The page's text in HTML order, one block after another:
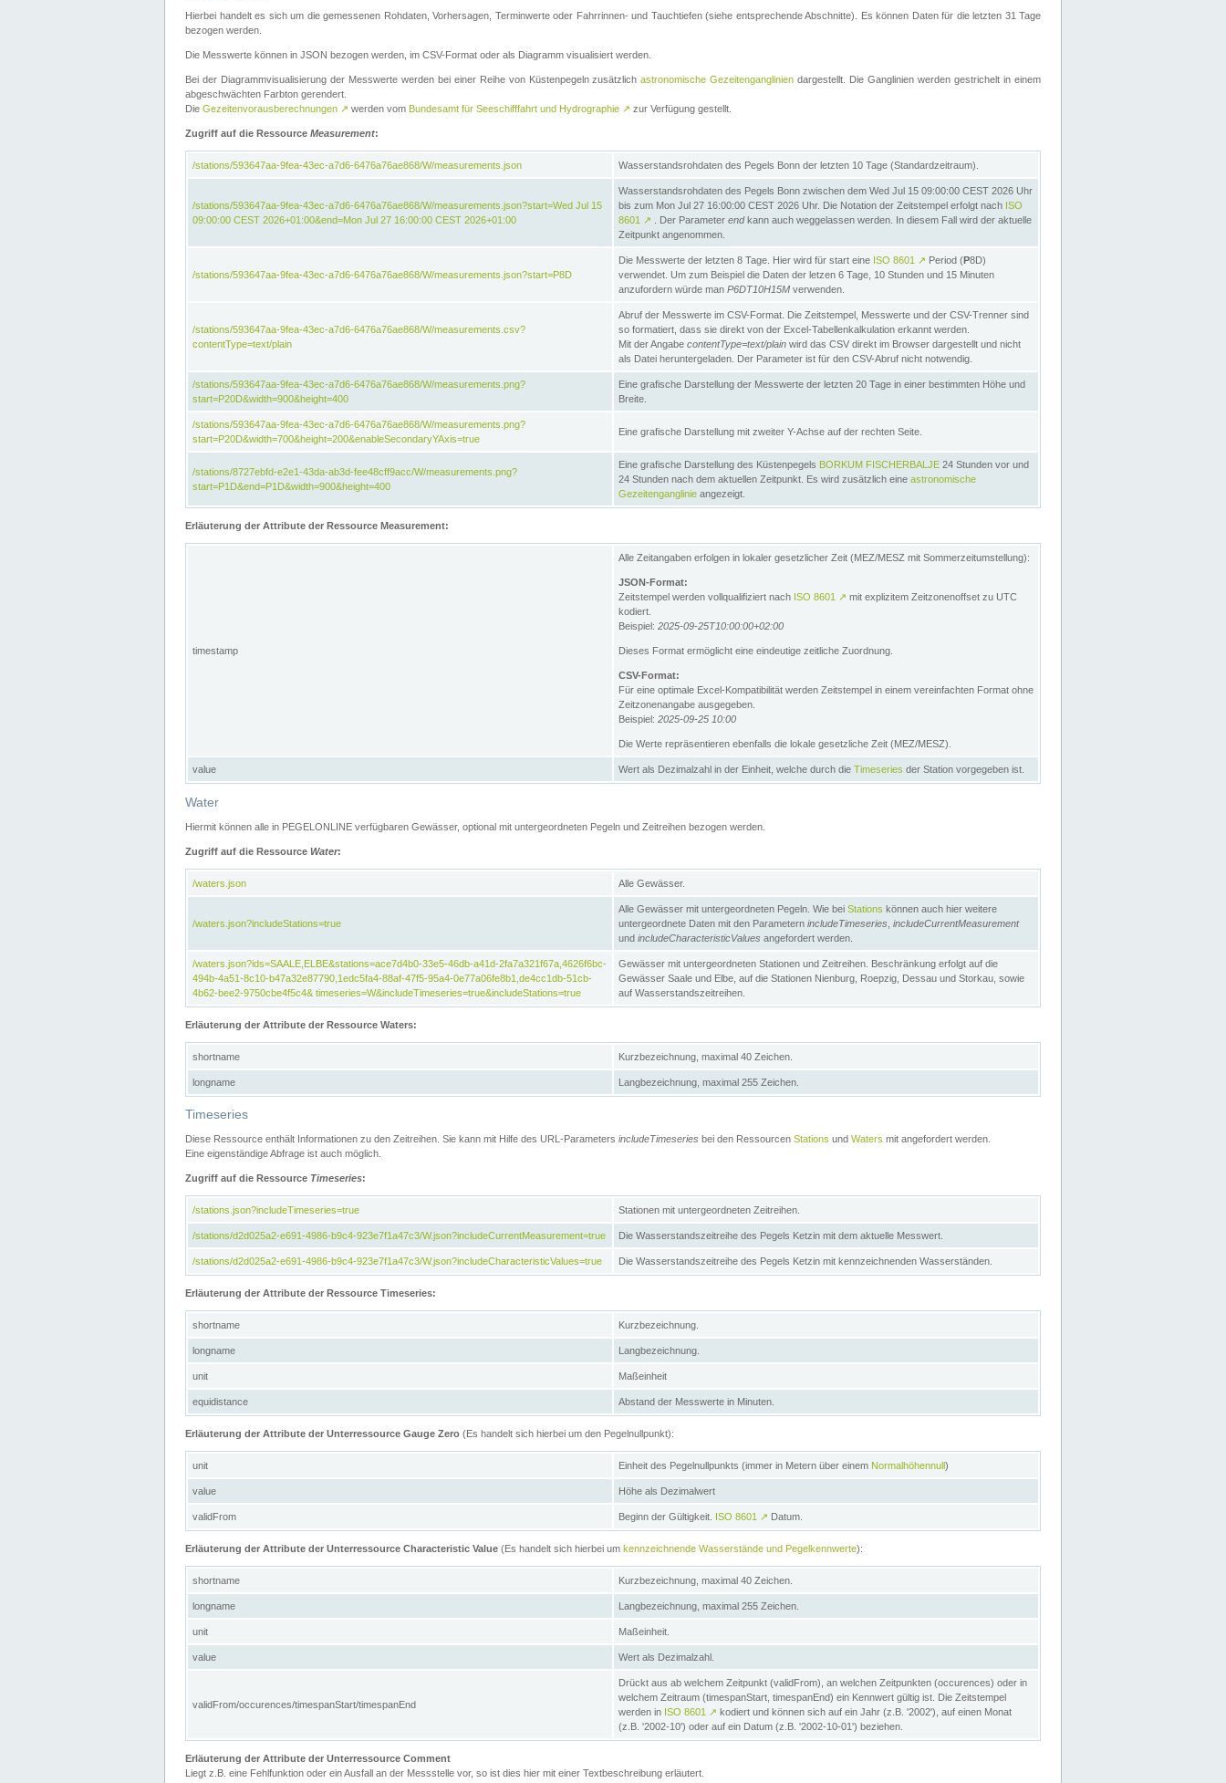
Hierbei handelt es sich um die gemessenen Rohdaten, Vorhersagen, Terminwerte oder Fahrrinnen- und Tauchtiefen (siehe entsprechende Abschnitte). Es können Daten für die letzten 31 Tage
bezogen werden.
Die Messwerte können in JSON bezogen werden, im CSV-Format oder als Diagramm visualisiert werden.
Bei der Diagrammvisualisierung der Messwerte werden bei einer Reihe von Küstenpegeln zusätzlichastronomische Gezeitenganglinien dargestellt. Die Ganglinien werden gestrichelt in einem
abgeschwächten Farbton gerendert.
Die Gezeitenvorausberechnungen ↗ werden vom Bundesamt für Seeschifffahrt und Hydrographie ↗ zur Verfügung gestellt.
Zugriff auf die Ressource Measurement:
/stations/593647aa-9fea-43ec-a7d6-6476a76ae868/W/measurements.json Wasserstandsrohdaten des Pegels Bonn der letzten 10 Tage (Standardzeitraum).
/stations/593647aa-9fea-43ec-a7d6-6476a76ae868/W/measurements.json?start=Wed Jul 15
09:00:00 CEST 2026+01:00&end=Mon Jul 27 16:00:00 CEST 2026+01:00
Wasserstandsrohdaten des Pegels Bonn zwischen dem Wed Jul 15 09:00:00 CEST 2026 Uhr
bis zum Mon Jul 27 16:00:00 CEST 2026 Uhr. Die Notation der Zeitstempel erfolgt nach ISO
8601
↗ . Der Parameter endkann auch weggelassen werden. In diesem Fall wird der aktuelle
Zeitpunkt angenommen.
/stations/593647aa-9fea-43ec-a7d6-6476a76ae868/W/measurements.json?start=P8D
Die Messwerte der letzten 8 Tage. Hier wird für start eine ISO 8601 ↗ Period (P8D)
verwendet. Um zum Beispiel die Daten der letzen 6 Tage, 10 Stunden und 15 Minuten
anzufordern würde man P6DT10H15M verwenden.
/stations/593647aa-9fea-43ec-a7d6-6476a76ae868/W/measurements.csv?
contentType=text/plain
Abruf der Messwerte im CSV-Format. Die Zeitstempel, Messwerte und der CSV-Trenner sind
so formatiert, dass sie direkt von der Excel-Tabellenkalkulation erkannt werden.
Mit der Angabe contentType=text/plain wird das CSV direkt im Browser dargestellt und nicht
als Datei heruntergeladen. Der Parameter ist für den CSV-Abruf nicht notwendig.
/stations/593647aa-9fea-43ec-a7d6-6476a76ae868/W/measurements.png?
start=P20D&width=900&height=400
Eine grafische Darstellung der Messwerte der letzten 20 Tage in einer bestimmten Höhe und
Breite.
/stations/593647aa-9fea-43ec-a7d6-6476a76ae868/W/measurements.png?
start=P20D&width=700&height=200&enableSecondaryYAxis=true
Eine grafische Darstellung mit zweiter Y-Achse auf der rechten Seite.
/stations/8727ebfd-e2e1-43da-ab3d-fee48cff9acc/W/measurements.png?
start=P1D&end=P1D&width=900&height=400
Eine grafische Darstellung des Küstenpegels BORKUM FISCHERBALJE 24 Stunden vor und
24 Stunden nach dem aktuellen Zeitpunkt. Es wird zusätzlich eine astronomische
Gezeitenganglinie angezeigt.
Erläuterung der Attribute der Ressource Measurement:
timestamp
Alle Zeitangaben erfolgen in lokaler gesetzlicher Zeit (MEZ/MESZ mit Sommerzeitumstellung):
JSON-Format:
Zeitstempel werden vollqualifiziert nach ISO 8601 ↗ mit explizitem Zeitzonenoffset zu UTC
kodiert.
Beispiel: 2025-09-25T10:00:00+02:00
Dieses Format ermöglicht eine eindeutige zeitliche Zuordnung.
CSV-Format:
Für eine optimale Excel-Kompatibilität werden Zeitstempel in einem vereinfachten Format ohne
Zeitzonenangabe ausgegeben.
Beispiel: 2025-09-25 10:00
Die Werte repräsentieren ebenfalls die lokale gesetzliche Zeit (MEZ/MESZ).
value Wert als Dezimalzahl in der Einheit, welche durch die Timeseries der Station vorgegeben ist.
Water
Hiermit können alle in PEGELONLINE verfügbaren Gewässer, optional mit untergeordneten Pegeln und Zeitreihen bezogen werden.
Zugriff auf die Ressource Water:
/waters.json Alle Gewässer.
/waters.json?includeStations=true
Alle Gewässer mit untergeordneten Pegeln. Wie bei Stations können auch hier weitere
untergeordnete Daten mit den Parametern includeTimeseries includeCurrentMeasurement
und includeCharacteristicValues angefordert werden.
/waters.json?ids=SAALE,ELBE&stations=ace7d4b0-33e5-46db-a41d-2fa7a321f67a,4626f6bc-
494b-4a51-8c10-b47a32e87790,1edc5fa4-88af-47f5-95a4-0e77a06fe8b1,de4cc1db-51cb-
4b62-bee2-9750cbe4f5c4& timeseries=W&includeTimeseries=true&includeStations=true
Gewässer mit untergeordneten Stationen und Zeitreihen. Beschränkung erfolgt auf die
Gewässer Saale und Elbe, auf die Stationen Nienburg, Roepzig, Dessau und Storkau, sowie
auf Wasserstandszeitreihen.
Erläuterung der Attribute der Ressource Waters:
shortname Kurzbezeichnung, maximal 40 Zeichen.
longname Langbezeichnung, maximal 255 Zeichen.
Timeseries
Diese Ressource enthält Informationen zu den Zeitreihen. Sie kann mit Hilfe des URL-Parameters includeTimeseries bei den Ressourcen Stations und Waters mit angefordert werden.
Eine eigenständige Abfrage ist auch möglich.
Zugriff auf die Ressource Timeseries:
/stations.json?includeTimeseries=true Stationen mit untergeordneten Zeitreihen.
/stations/d2d025a2-e691-4986-b9c4-923e7f1a47c3/W.json?includeCurrentMeasurement=true Die Wasserstandszeitreihe des Pegels Ketzin mit dem aktuelle Messwert.
/stations/d2d025a2-e691-4986-b9c4-923e7f1a47c3/W.json?includeCharacteristicValues=true Die Wasserstandszeitreihe des Pegels Ketzin mit kennzeichnenden Wasserständen.
Erläuterung der Attribute der Ressource Timeseries:
shortname Kurzbezeichnung.
longname Langbezeichnung.
unit Maßeinheit
equidistance Abstand der Messwerte in Minuten.
Erläuterung der Attribute der Unterressource Gauge Zero (Es handelt sich hierbei um den Pegelnullpunkt):
unit Einheit des Pegelnullpunkts (immer in Metern über einem Normalhöhennull )
value Höhe als Dezimalwert
validFrom Beginn der Gültigkeit. ISO 8601 ↗ Datum.
Erläuterung der Attribute der Unterressource Characteristic Value (Es handelt sich hierbei um kennzeichnende Wasserstände und Pegelkennwerte):
shortname Kurzbezeichnung, maximal 40 Zeichen.
longname Langbezeichnung, maximal 255 Zeichen.
unit Maßeinheit.
value Wert als Dezimalzahl.
validFrom/occurences/timespanStart/timespanEnd
Drückt aus ab welchem Zeitpunkt (validFrom), an welchen Zeitpunkten (occurences) oder in
welchem Zeitraum (timespanStart, timespanEnd) ein Kennwert gültig ist. Die Zeitstempel
werden in ISO 8601 ↗ kodiert und können sich auf ein Jahr (z.B. '2002'), auf einen Monat
(z.B. '2002-10') oder auf ein Datum (z.B. '2002-10-01') beziehen.
Erläuterung der Attribute der Unterressource Comment
Liegt z.B. eine Fehlfunktion oder ein Ausfall an der Messstelle vor, so ist dies hier mit einer Textbeschreibung erläutert.